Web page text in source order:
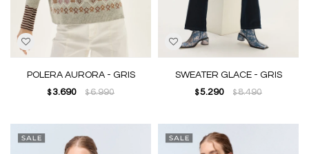
POLERA AURORA - GRIS
$ 3.690 $6.990
SWEATER GLACE - GRIS
$ 5.290 $8.490